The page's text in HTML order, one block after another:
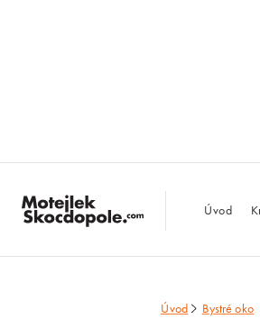
Úvod
Úvod Bystré oko